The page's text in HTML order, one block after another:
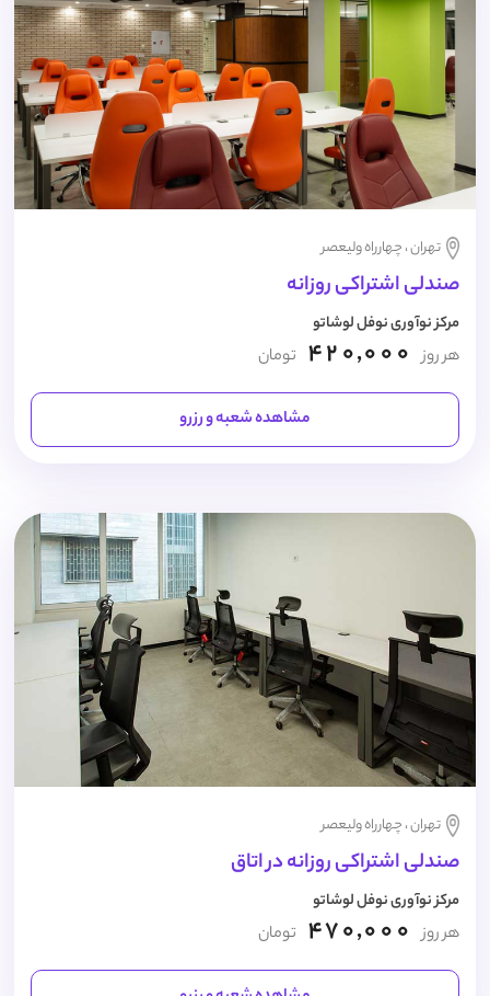
تهران ، چهارراه ولیعصر
صندلی اشتراکی روزانه
مرکز نوآوری نوفل لوشاتو
هر روز 420,000 تومان
مشاهده شعبه و رزرو
تهران ، چهارراه ولیعصر
صندلی اشتراکی روزانه در اتاق
مرکز نوآوری نوفل لوشاتو
هر روز 470,000 تومان